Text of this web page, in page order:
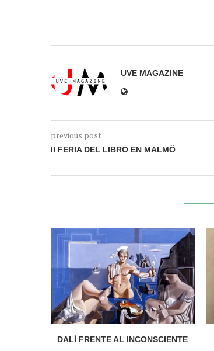
UVE MAGAZINE
previous post
II FERIA DEL LIBRO EN MALMÖ
DALÍ FRENTE AL INCONSCIENTE